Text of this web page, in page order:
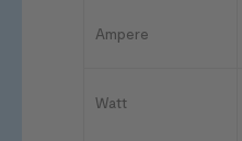
Ampere
Watt